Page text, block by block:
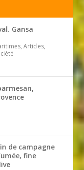
Gansa
Articles,
de campagne
fine